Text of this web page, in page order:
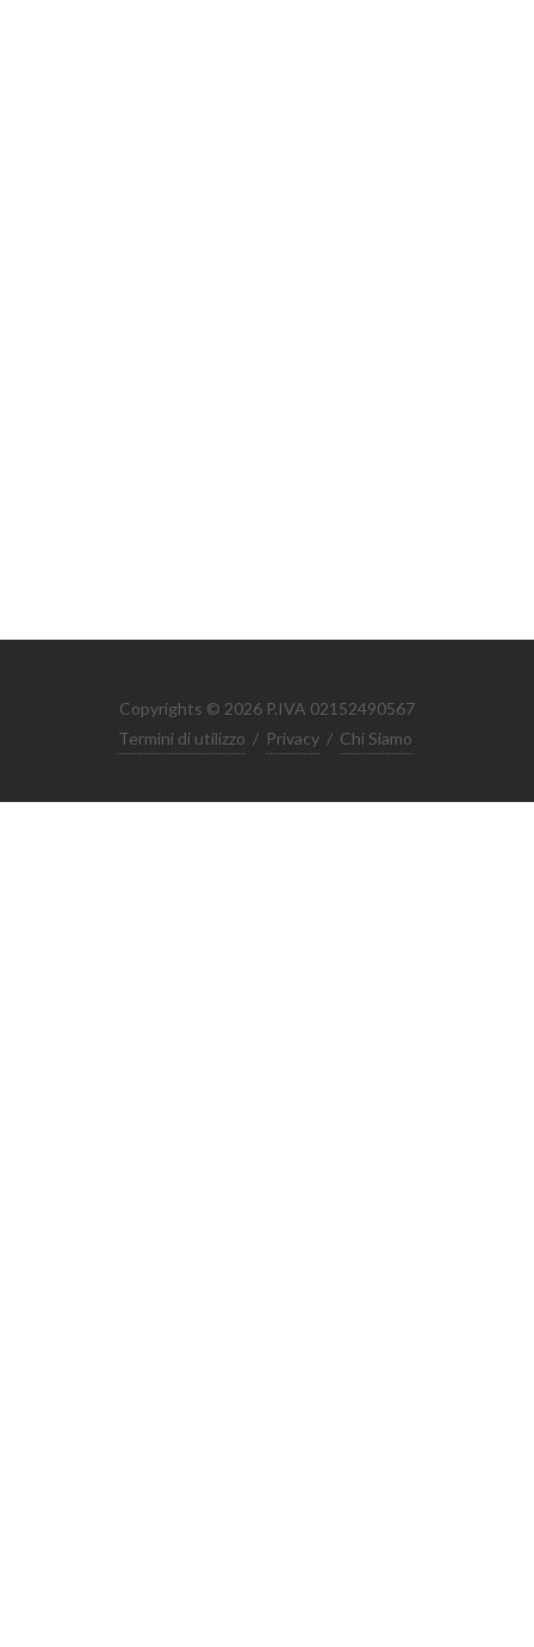
Copyrights © 2026 P.IVA 02152490567
Termini di utilizzo / Privacy / Chi Siamo